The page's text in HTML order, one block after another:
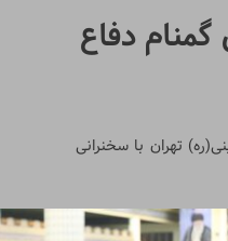
۱۵۰ تن از شهدای گمنام دفاع
مغرب در مصلای امام خمینی(ره) تهران با سخنرانی